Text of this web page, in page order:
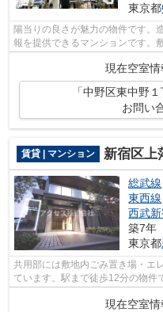
東京都
陽当りの良さが魅力の物件です。
報を提供できるマンションです。
築のコチラの物件は、落ち着きの
現在空室情
「中野区東中野
お問い
賃貸 | マンション 新宿区上
総武線
東西線
西武
築7年
東京都
共用部には敷地内ごみ置き場・エ
ています。駅まで徒歩12分の物件
現在空室情